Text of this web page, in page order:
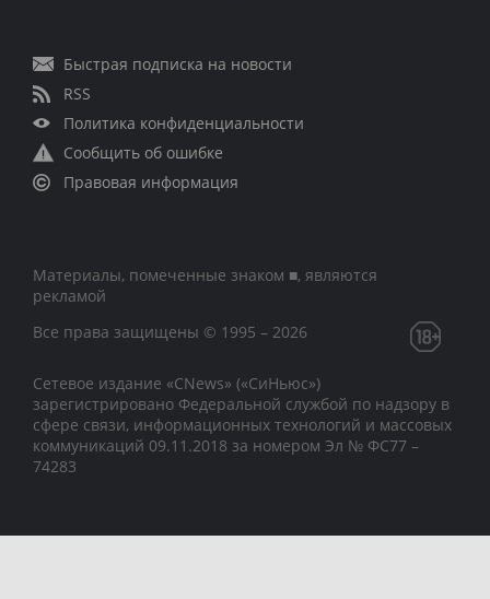
Быстрая подписка на новости
RSS
Политика конфиденциальности
Сообщить об ошибке
Правовая информация
Материалы, помеченные знаком ■, являются
рекламой
Все права защищены © 1995 – 2026
Сетевое издание «CNews» («СиНьюс»)
зарегистрировано Федеральной службой по надзору в
сфере связи, информационных технологий и массовых
коммуникаций 09.11.2018 за номером Эл № ФС77 –
74283